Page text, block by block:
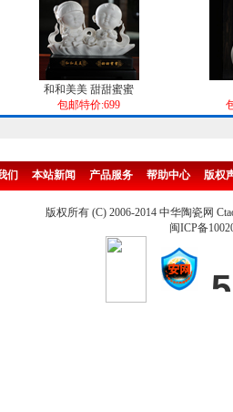
和和美美 甜甜蜜蜜
包邮特价:699
们 本站新闻 产品服务 帮助中心 版权
版权所有 (C) 2006-2014 中华陶瓷网
闽ICP备